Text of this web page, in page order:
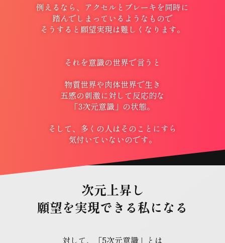
例えるなら、アクセルとブレーキを同時に
踏んでしまっているようなもので
そうすると願望実現は難しくなります。
それを意識の世界で言うと
物質世界や肉体世界で生き
五感の刺激に対して反応的な
「3次元意識」の状態。
そして、多くの人はそのことにすら
気付いていないのです。
次元上昇し
願望を実現できる私になる
対して、「5次元意識」とは